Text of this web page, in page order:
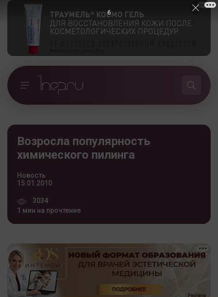
Возросла популярность
химического пилинга
Новость
15.01.2010
3034
1 мин на прочтение
5